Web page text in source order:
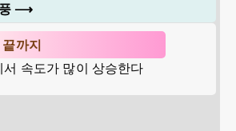
⟶
까지
서 속도가 많이 상승한다